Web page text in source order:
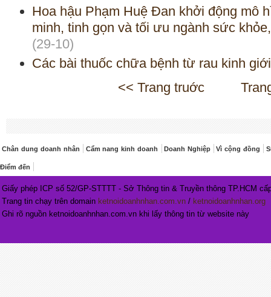
Hoa hậu Phạm Huệ Đan khởi động mô
minh, tinh gọn và tối ưu ngành sức
(29-10)
Các bài thuốc chữa bệnh từ rau kinh giới
<< Trang truớc
Chân dung doanh nhân Cẩm nang kinh doanh Doanh Nghiệp Vì cộng đồng
Điểm đến
Giấy phép ICP số 52/GP-STTTT - Sở Thông tin & Truyền thông TP.HCM
Trang tin chạy trên domain ketnoidoanhnhan.com.vn / ketnoidoanhnhan.org
Ghi rõ nguồn ketnoidoanhnhan.com.vn khi lấy thông tin từ website này